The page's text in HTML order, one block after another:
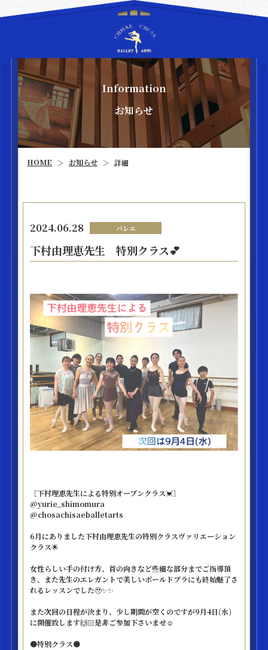
Information
お知らせ
HOME ＞ お知らせ ＞ 詳細
2024.06.28 バレエ
下村由理恵先生 特別クラス💕
［下村理恵先生による特別オープンクラス💓］
@yurie_shimomura
@chosachisaeballetarts
6月にありました下村由理恵先生の特別クラスヴァリエーション
クラス🌟
女性らしい手の付け方、首の向きなど些細な部分までご指導頂
き、また先生のエレガントで美しいポールドブラにも終始魅了さ
れるレッスンでした🥹✨✨
また次回の日程が決まり、少し期間が空くのですが9月4日(水)
に開催致します🙌🏻是非ご参加下さいませ☺️
●特別クラス●